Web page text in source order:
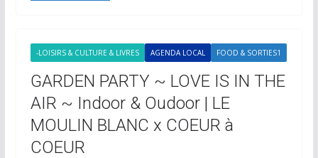
-LOISIRS & CULTURE & LIVRES AGENDA LOCAL FOOD & SORTIES1
GARDEN PARTY ~ LOVE IS IN THE
AIR ~ Indoor & Oudoor | LE
MOULIN BLANC x COEUR à
COEUR